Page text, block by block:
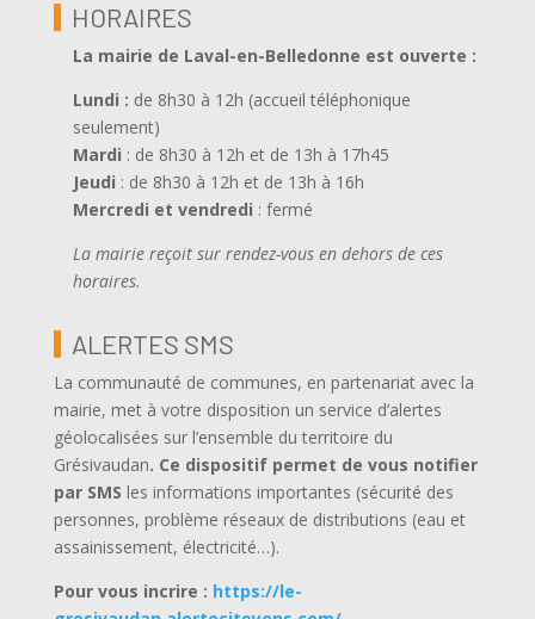
HORAIRES
La mairie de Laval-en-Belledonne est ouverte :
Lundi : de 8h30 à 12h (accueil téléphonique
seulement)
Mardi : de 8h30 à 12h et de 13h à 17h45
Jeudi : de 8h30 à 12h et de 13h à 16h
Mercredi et vendredi : fermé
La mairie reçoit sur rendez-vous en dehors de ces
horaires.
ALERTES SMS
La communauté de communes, en partenariat avec la
mairie, met à votre disposition un service d’alertes
géolocalisées sur l’ensemble du territoire du
Grésivaudan. Ce dispositif permet de vous notifier
par SMS les informations importantes (sécurité des
personnes, problème réseaux de distributions (eau et
assainissement, électricité…).
Pour vous incrire : https://le-